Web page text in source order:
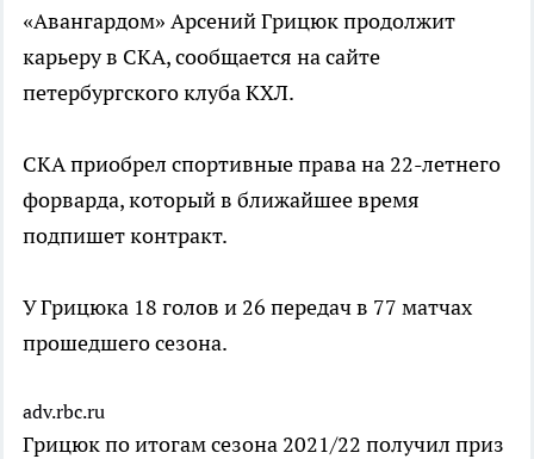
«Авангардом» Арсений Грицюк продолжит
карьеру в СКА, сообщается на сайте
петербургского клуба КХЛ.
СКА приобрел спортивные права на 22-летнего
форварда, который в ближайшее время
подпишет контракт.
У Грицюка 18 голов и 26 передач в 77 матчах
прошедшего сезона.
adv.rbc.ru
Грицюк по итогам сезона 2021/22 получил приз